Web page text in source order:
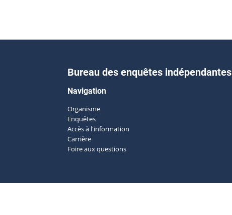
Bureau des enquêtes indépendantes
Navigation
Organisme
Enquêtes
Accès à l'information
Carrière
Foire aux questions